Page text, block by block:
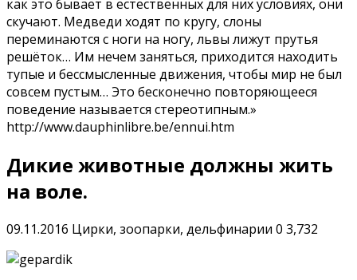
как это бывает в естественных для них условиях, они
скучают. Медведи ходят по кругу, слоны
переминаются с ноги на ногу, львы лижут прутья
решёток… Им нечем заняться, приходится находить
тупые и бессмысленные движения, чтобы мир не был
совсем пустым… Это бесконечно повторяющееся
поведение называется стереотипным.»
http://www.dauphinlibre.be/ennui.htm
Дикие животные должны жить
на воле.
09.11.2016 Цирки, зоопарки, дельфинарии 0 3,732